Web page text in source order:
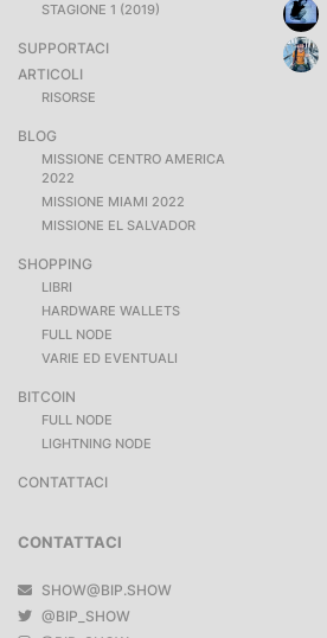
STAGIONE 1 (2019)
SUPPORTACI
ARTICOLI
RISORSE
BLOG
MISSIONE CENTRO AMERICA
2022
MISSIONE MIAMI 2022
MISSIONE EL SALVADOR
SHOPPING
LIBRI
HARDWARE WALLETS
FULL NODE
VARIE ED EVENTUALI
BITCOIN
FULL NODE
LIGHTNING NODE
CONTATTACI
CONTATTACI
SHOW@BIP.SHOW
@BIP_SHOW